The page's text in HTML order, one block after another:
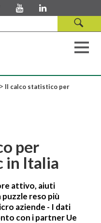
> Il calco statistico per
per
in Italia
attivo, aiuti
reso più
aziende - I dati
con i partner Ue